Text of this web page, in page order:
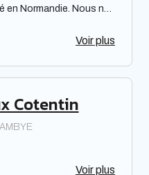
en Normandie. Nous ne
Cependant, nous
cours dans la zone
Voir plus
Cotentin
Voir plus